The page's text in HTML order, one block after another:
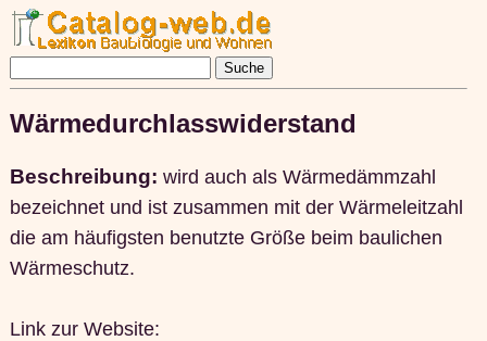
Wärmedurchlasswiderstand
Beschreibung: wird auch als Wärmedämmzahl
bezeichnet und ist zusammen mit der Wärmeleitzahl
die am häufigsten benutzte Größe beim baulichen
Wärmeschutz.
Link zur Website: